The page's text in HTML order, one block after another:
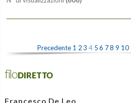
Precedente 1 2 3 4 5 6 78 9 10
filoDIRETTO
Francesco De Leo